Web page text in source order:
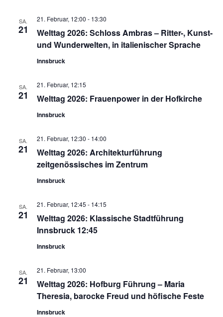
SA.
21
Welttag 2026: Schloss Ambras – Ritter-, Kunst-
und Wunderwelten, in italienischer Sprache
21. Februar, 12:00 - 13:30
Innsbruck
SA.
21 Welttag 2026: Frauenpower in der Hofkirche
21. Februar, 12:15
Innsbruck
SA.
21
Welttag 2026: Architekturführung
zeitgenössisches im Zentrum
21. Februar, 12:30 - 14:00
Innsbruck
SA.
21
Welttag 2026: Klassische Stadtführung
Innsbruck 12:45
21. Februar, 12:45 - 14:15
Innsbruck
SA.
21
Welttag 2026: Hofburg Führung – Maria
Theresia, barocke Freud und höfische Feste
21. Februar, 13:00
Innsbruck